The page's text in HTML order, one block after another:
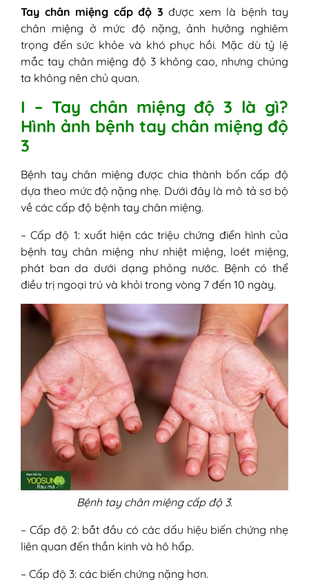
độ 3
III - Biểu hiện của bệnh tay chân miệng cấp
độ 3
IV - Trẻ bị tay chân miệng cấp độ 3 có
nguy hiểm không?
độ 3
Tay chân miệng cấp độ 3 được xem là bệnh tay
chân miệng ở mức độ nặng, ảnh hưởng nghiêm
trọng đến sức khỏe và khó phục hồi. Mặc dù tỷ lệ
mắc tay chân miệng độ 3 không cao, nhưng chúng
ta không nên chủ quan.
I – Tay chân miệng độ 3 là gì?
Hình ảnh bệnh tay chân miệng độ
3
Bệnh tay chân miệng được chia thành bốn cấp độ
dựa theo mức độ nặng nhẹ. Dưới đây là mô tả sơ bộ
về các cấp độ bệnh tay chân miệng.
– Cấp độ 1: xuất hiện các triệu chứng điển hình của
bệnh tay chân miệng như nhiệt miệng, loét miệng,
phát ban da dưới dạng phỏng nước. Bệnh có thể
điều trị ngoại trú và khỏi trong vòng 7 đến 10 ngày.
Bệnh tay chân miệng cấp độ 3.
– Cấp độ 2: bắt đầu có các dấu hiệu biến chứng nhẹ
liên quan đến thần kinh và hô hấp.
– Cấp độ 3: các biến chứng nặng hơn.